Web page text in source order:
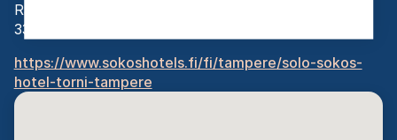
Ratapihankatu 43
33100
https://www.sokoshotels.fi/fi/tampere/solo-sokos-
hotel-torni-tampere